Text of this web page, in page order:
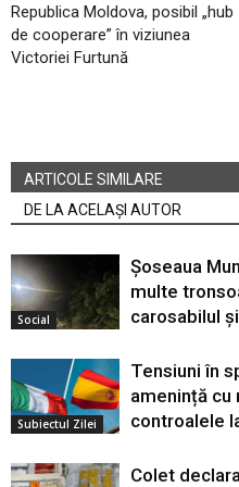
Republica Moldova, posibil „hub
de cooperare” în viziunea
Victoriei Furtună
ARTICOLE SIMILARE
DE LA ACELAȘI AUTOR
Social
Șoseaua
multe
carosabilul
Subiectul Zilei
Tensiuni în
amenință cu
controalele
Colet